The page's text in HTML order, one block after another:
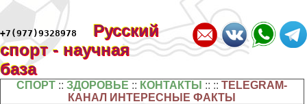
+7(977)9328978
Русский
спорт - научная
база
СПОРТ ::ЗДОРОВЬЕ :: КОНТАКТЫ :: ::TELEGRAM-
КАНАЛ ИНТЕРЕСНЫЕ ФАКТЫ